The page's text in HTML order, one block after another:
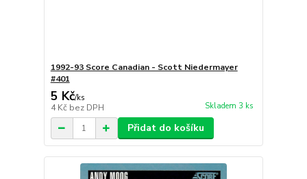
1992-93 Score Canadian - Scott Niedermayer
#401
5 Kč/ks
4 Kč bez DPH Skladem 3 ks
Přidat do košíku